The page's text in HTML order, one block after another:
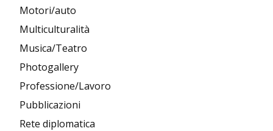
Motori/auto
Multiculturalità
Musica/Teatro
Photogallery
Professione/Lavoro
Pubblicazioni
Rete diplomatica